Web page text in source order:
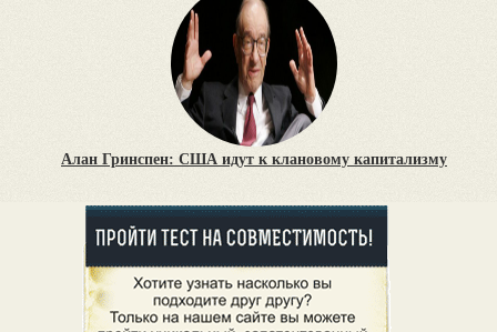
Алан Гринспен: США идут к клановому капитализму